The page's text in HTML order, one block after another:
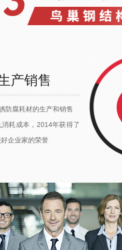
产销售
防腐耗材的生产和销售
耗成本，2014年获得了
企业家的荣誉